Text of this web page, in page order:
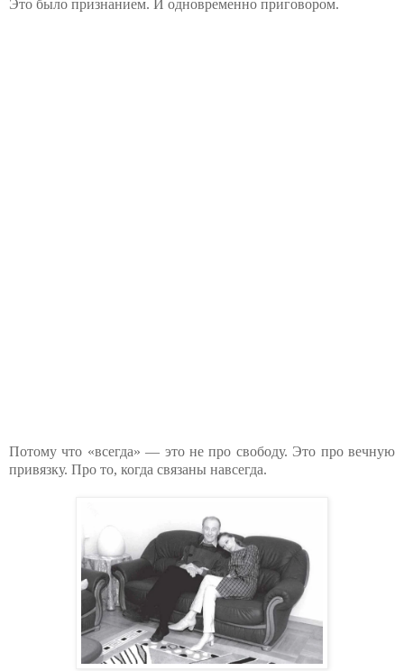
Это было признанием. И одновременно приговором.
Потому что «всегда» — это не про свободу. Это про вечную
привязку. Про то, когда связаны навсегда.